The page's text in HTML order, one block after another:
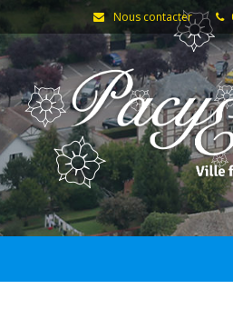
Gestion des traceurs
Nous contacter